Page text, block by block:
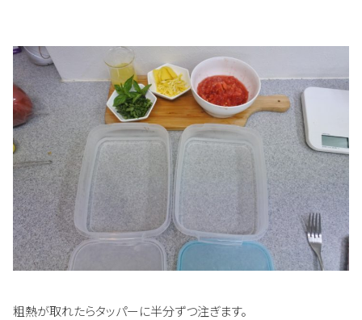
粗熱が取れたらタッパーに半分ずつ注ぎます。